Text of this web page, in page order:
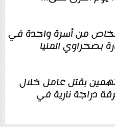
7 أشخاص من أسرة واحدة في
بصحراوي المنيا
4 متهمين بقتل عامل خلال
دراجة نارية في